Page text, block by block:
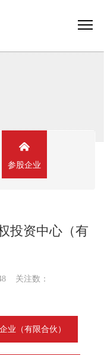
参股企业
投资中心（有
关注数：
业（有限合伙）